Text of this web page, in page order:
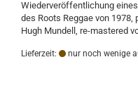
Wiederveröffentlichung
des Roots Reggae von
Hugh Mundell, re-mastered
Lieferzeit: nur noch wenige